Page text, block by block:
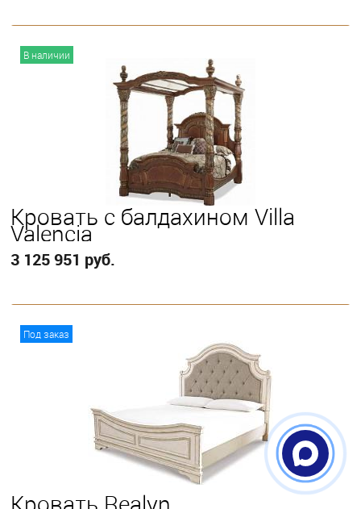
В наличии
Кровать с балдахином Villa
Valencia
3 125 951 руб.
Под заказ